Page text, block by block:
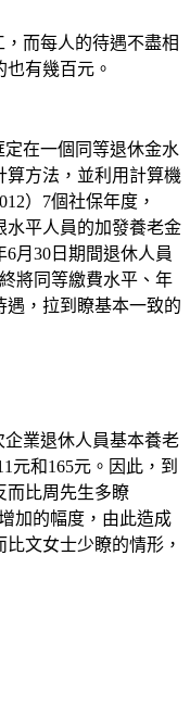
而每人的待遇不盡相
有幾百元。
在一個同等退休金水
算方法，並利用計算機
）7個社保年度，
水平人員的加發養老金
6月30日期間退休人員
將同等繳費水平、年
遇，拉到瞭基本一致的
企業退休人員基本養老
元和165元。因此，到
而比周先生多瞭
加的幅度，由此造成
文女士少瞭的情形，